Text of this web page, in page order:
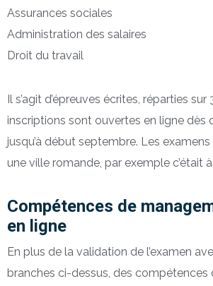
Assurances sociales
Administration des salaires
Droit du travail
Il s’agit d’épreuves écrites, réparties sur
inscriptions sont ouvertes en ligne dès
jusqu’à début septembre. Les
une ville romande, par exemple c’était
Compétences de
en ligne
En plus de la validation de l’examen
branches ci-dessus, des compétences